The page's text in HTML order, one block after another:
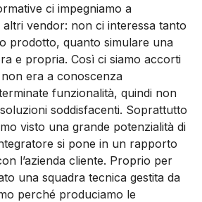
ci impegniamo a
vendor: non ci interessa tanto
prodotto, quanto simulare una
e propria. Così ci siamo accorti
non era a conoscenza
funzionalità, quindi non
soddisfacenti. Soprattutto
visto una grande potenzialità di
si pone in un rapporto
l’azienda cliente. Proprio per
una squadra tecnica gestita da
perché produciamo le